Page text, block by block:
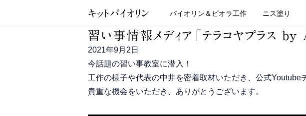
キットバイオリン バイオリン＆ビオラ工作 ニス塗り
習い事情報メディア「テラコヤプラス
2021年9月2日
今話題の習い事教室に潜入！
工作の様子や代表の中井を密着取材いただき、公式Youtube
貴重な機会をいただき、ありがとうございます。